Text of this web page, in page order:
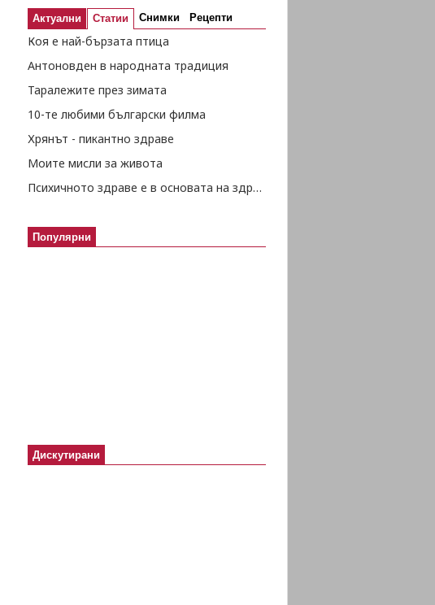
Актуални Статии Снимки Рецепти
Коя е най-бързата птица
Антоновден в народната традиция
Таралежите през зимата
10-те любими български филма
Хрянът - пикантно здраве
Моите мисли за живота
Психичното здраве е в основата на здравето изобщо
Популярни
Дискутирани